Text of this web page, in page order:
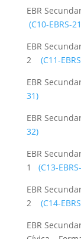
EBR
(C10-EBRS-
EBR
2
(C11-
EBR
31)
EBR
32)
EBR
1 (C13-
EBR
2 (C14-
EBR